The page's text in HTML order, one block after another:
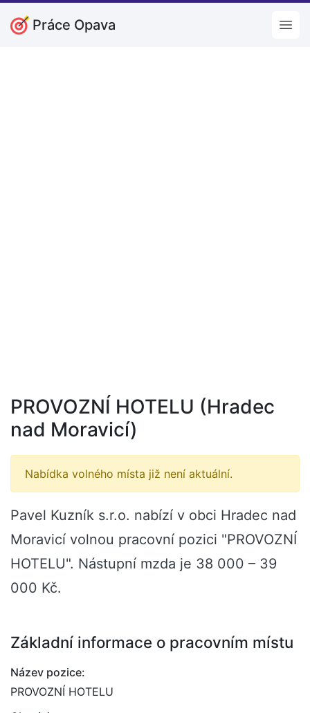
Práce Opava
PROVOZNÍ HOTELU (Hradec
nad Moravicí)
Nabídka volného místa již není aktuální.
Pavel Kuzník s.r.o. nabízí v obci Hradec nad
Moravicí volnou pracovní pozici "PROVOZNÍ
HOTELU". Nástupní mzda je 38 000 – 39
000 Kč.
Základní informace o pracovním místu
Název pozice:
PROVOZNÍ HOTELU